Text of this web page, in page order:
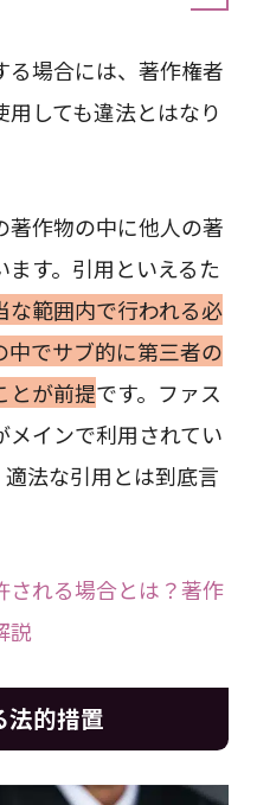
場合には、著作権者
しても違法とはなり
著作物の中に他人の著
す。引用といえるた
な範囲内で行われる必
でサブ的に第三者の
とが前提です。ファス
メインで利用されてい
法な引用とは到底言
される場合とは？著作
説
法的措置